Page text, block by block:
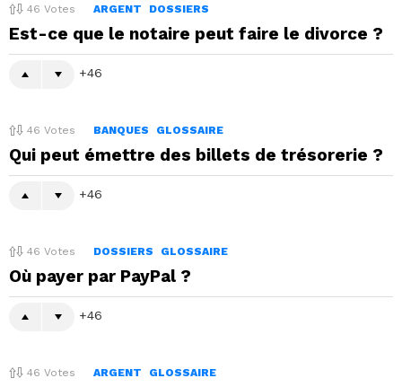
46 Votes ARGENT DOSSIERS
Est-ce que le notaire peut faire le divorce ?
46
46 Votes BANQUES GLOSSAIRE
Qui peut émettre des billets de trésorerie ?
46
46 Votes DOSSIERS GLOSSAIRE
Où payer par PayPal ?
46
46 Votes ARGENT GLOSSAIRE